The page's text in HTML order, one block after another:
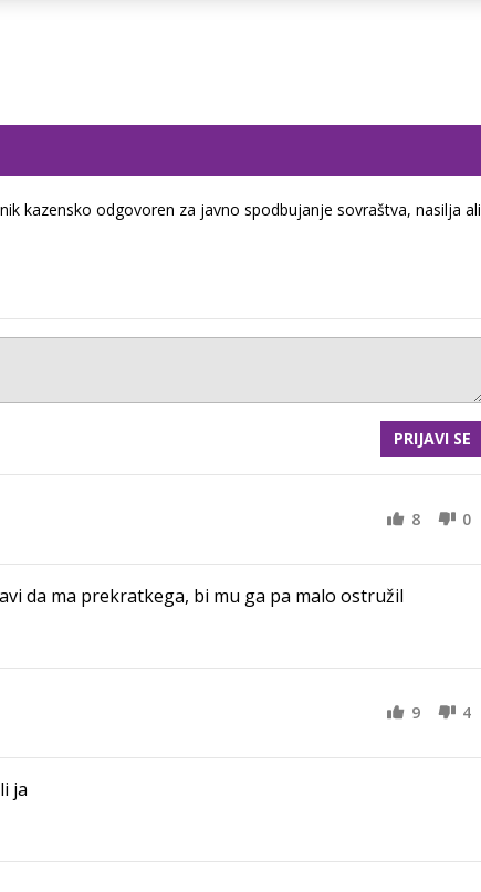
kazensko odgovoren za javno spodbujanje sovraštva, nasilja ali
PRIJAVI SE
8 0
da ma prekratkega, bi mu ga pa malo ostružil
9 4
ja